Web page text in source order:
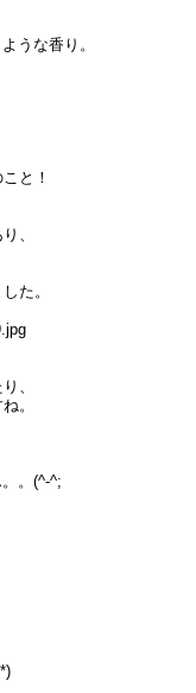
うな香り。
と！
、
た。
、
。
。(^-^;